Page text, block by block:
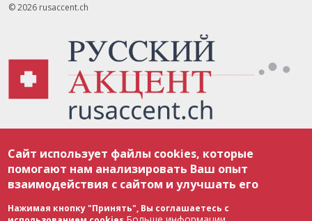
© 2026 rusaccent.ch
соответствии с законодательством Швейцарии об авторском праве и
международными соглашениями. Полное или частичное использование
материалов возможно только с разрешения редакции. В случае полного
или частичного воспроизведения материалов сайта rusaccent.ch,
ОБЯЗАТЕЛЬНА АКТИВНАЯ ГИПЕРССЫЛКА на конкретный заимствованный
текст. Фотоизображения, размещенные редакцией rusaccent.ch, являются
ее исключительной собственностью. Полное или частичное
Сайт использует файлы cookies, которые
помогают нам анализировать Ваш опыт
взаимодействия с сайтом и улучшать его
Нажимая кнопку "Принять", Вы соглашаетесь с